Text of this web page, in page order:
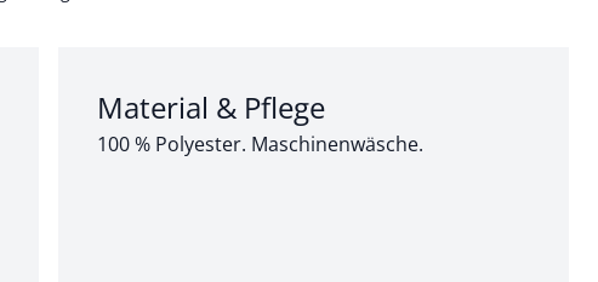
Abschnitt 3 von 3:
Material & Pflege
100 % Polyester. Maschinenwäsche.